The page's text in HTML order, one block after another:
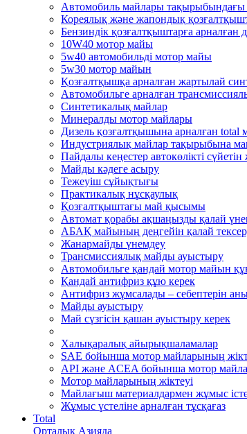
Автомобиль майлары тақырыбындағы
Кореялық және жапондық
Бензиндік қозғалтқыштарға
10W40 мотор майы
5w40 автомобильді мотор майы
5w30 мотор майын
Қозғалтқышқа арналған жартылай
Автомобильге арналған
Синтетикалық майлар
Минералды мотор майлары
Дизель қозғалтқышына арналған total
Индустриялық майлар тақырыбына
Пайдалы кеңестер автокөлікті сүйетін
Mайды кәдеге асыру
Тежеуіш cұйықтығы
Практикалық нұсқаулық
Қозғалтқыштағы май қысымы
Автомат қорабы ақшаңызды қалай
АБАҚ майының деңгейін қалай
Жанармайды үнемдеу
Трансмиссиялық майды ауыстыру
Автомобильге қандай мотор майын
Қандай антифриз құю керек
Антифриз жұмсалады – себептерін
Майды ауыстыру
Май сүзгісін қашан ауыстыру керек
Халықаралық айырықшаламалар
SAE бойынша мотор майларының
API және ACEA бойынша мотор
Мотор майларының жіктеуі
Майлағыш материалдармен жұмыс
Жұмыс үстеліне арналған тұсқағаз
Total
Орталық Азияда